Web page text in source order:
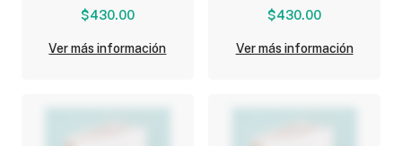
ALAS DE PAPEL,
MATEMATICOS,
$430.00
Ver más información
CUADERNO DE
MULTIPLES LENGUAJES ,
$430.00
Ver más información